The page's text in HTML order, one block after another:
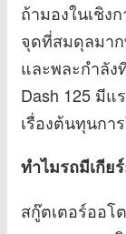
ถ้ามองในเชิง
จุดที่สมดุลมาก
และพละกำลัง
Dash 125 มีแ
เรื่องต้นทุนกา
ทำไมรถมีเกีย
สกู๊ตเตอร์ออโ